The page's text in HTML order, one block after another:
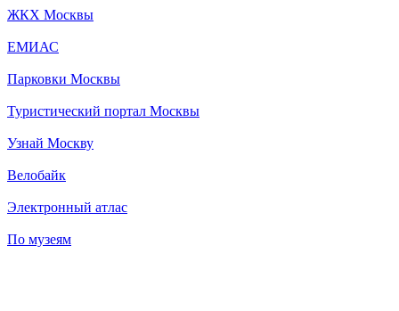
ЖКХ Москвы
ЕМИАС
Парковки Москвы
Туристический портал Москвы
Узнай Москву
Велобайк
Электронный атлас
По музеям